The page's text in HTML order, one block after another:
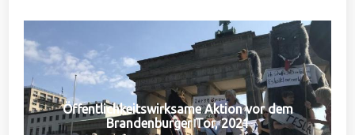
Öffentlichkeitswirksame Aktion vor dem
Brandenburger Tor, 2021